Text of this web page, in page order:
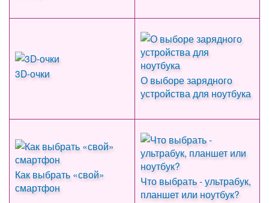
3D-очки
О выборе зарядного
устройства для ноутбука
Как выбрать «свой»
смартфон
Что выбрать - ультрабук,
планшет или ноутбук?